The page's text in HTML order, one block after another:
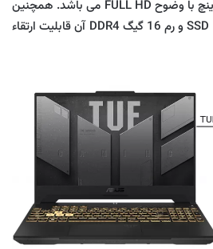
نمایشگر این لپ تاپ 15.6 اینچ با وضوح FULL HD می باشد. همچنین
حافظه داخلی 512 گیگابایت SSD و رم 16 گیگ DDR4 آن قابلیت ارتقاء